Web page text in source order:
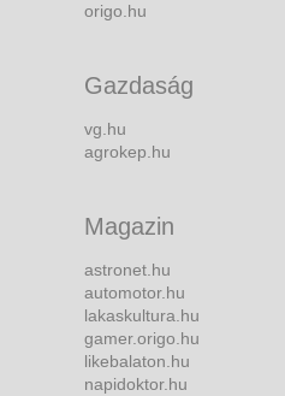
origo.hu
Gazdaság
vg.hu
agrokep.hu
Magazin
astronet.hu
automotor.hu
lakaskultura.hu
gamer.origo.hu
likebalaton.hu
napidoktor.hu